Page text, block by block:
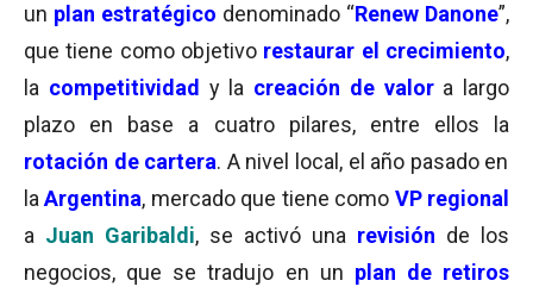
un plan estratégico denominado “Renew Danone”,
que tiene como objetivo restaurar el crecimiento,
la competitividad y la creación de valora largo
plazo en base a cuatro pilares, entre ellos la
rotación de cartera. A nivel local, el año pasado en
laArgentina, mercado que tiene como VP regional
a Juan Garibaldi, se activó una revisión de los
negocios, que se tradujo en un plan de retiros